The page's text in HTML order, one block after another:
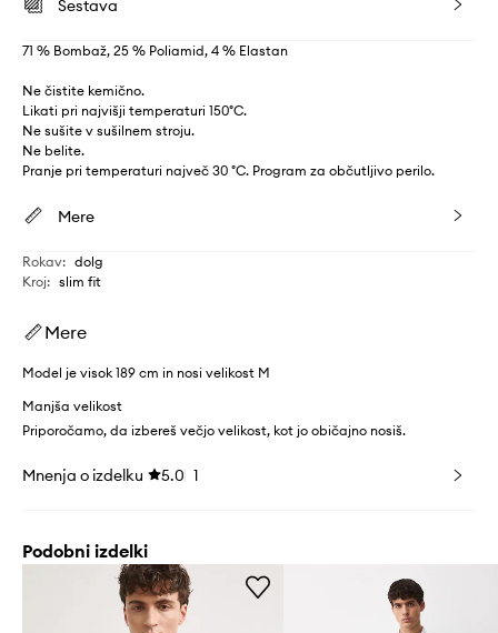
Sestava
71 % Bombaž, 25 % Poliamid, 4 % Elastan
Ne čistite kemično.
Likati pri najvišji temperaturi 150°C.
Ne sušite v sušilnem stroju.
Ne belite.
Pranje pri temperaturi največ 30 °C. Program za občutljivo perilo.
Mere
Rokav: dolg
Kroj: slim fit
Mere
Model je visok 189 cm in nosi velikost M
Manjša velikost
Priporočamo, da izbereš večjo velikost, kot jo običajno nosiš.
Mnenja o izdelku 5.0 1
Podobni izdelki